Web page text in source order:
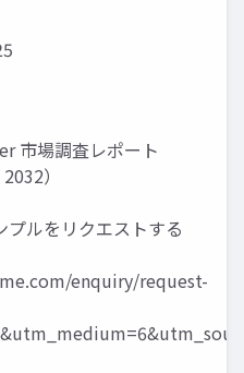
市場調査レポート
）
プルをリクエストする
enquiry/request-